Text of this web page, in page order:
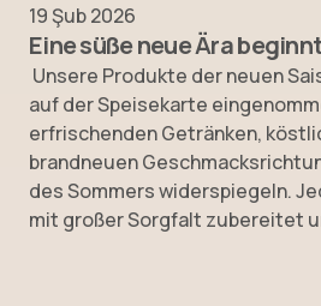
19 Şub 2026
Eine süße neue Ära
Unsere Produkte der neuen
auf der Speisekarte
erfrischenden Getränken,
brandneuen
des Sommers widerspiegeln.
mit großer Sorgfalt zubereitet